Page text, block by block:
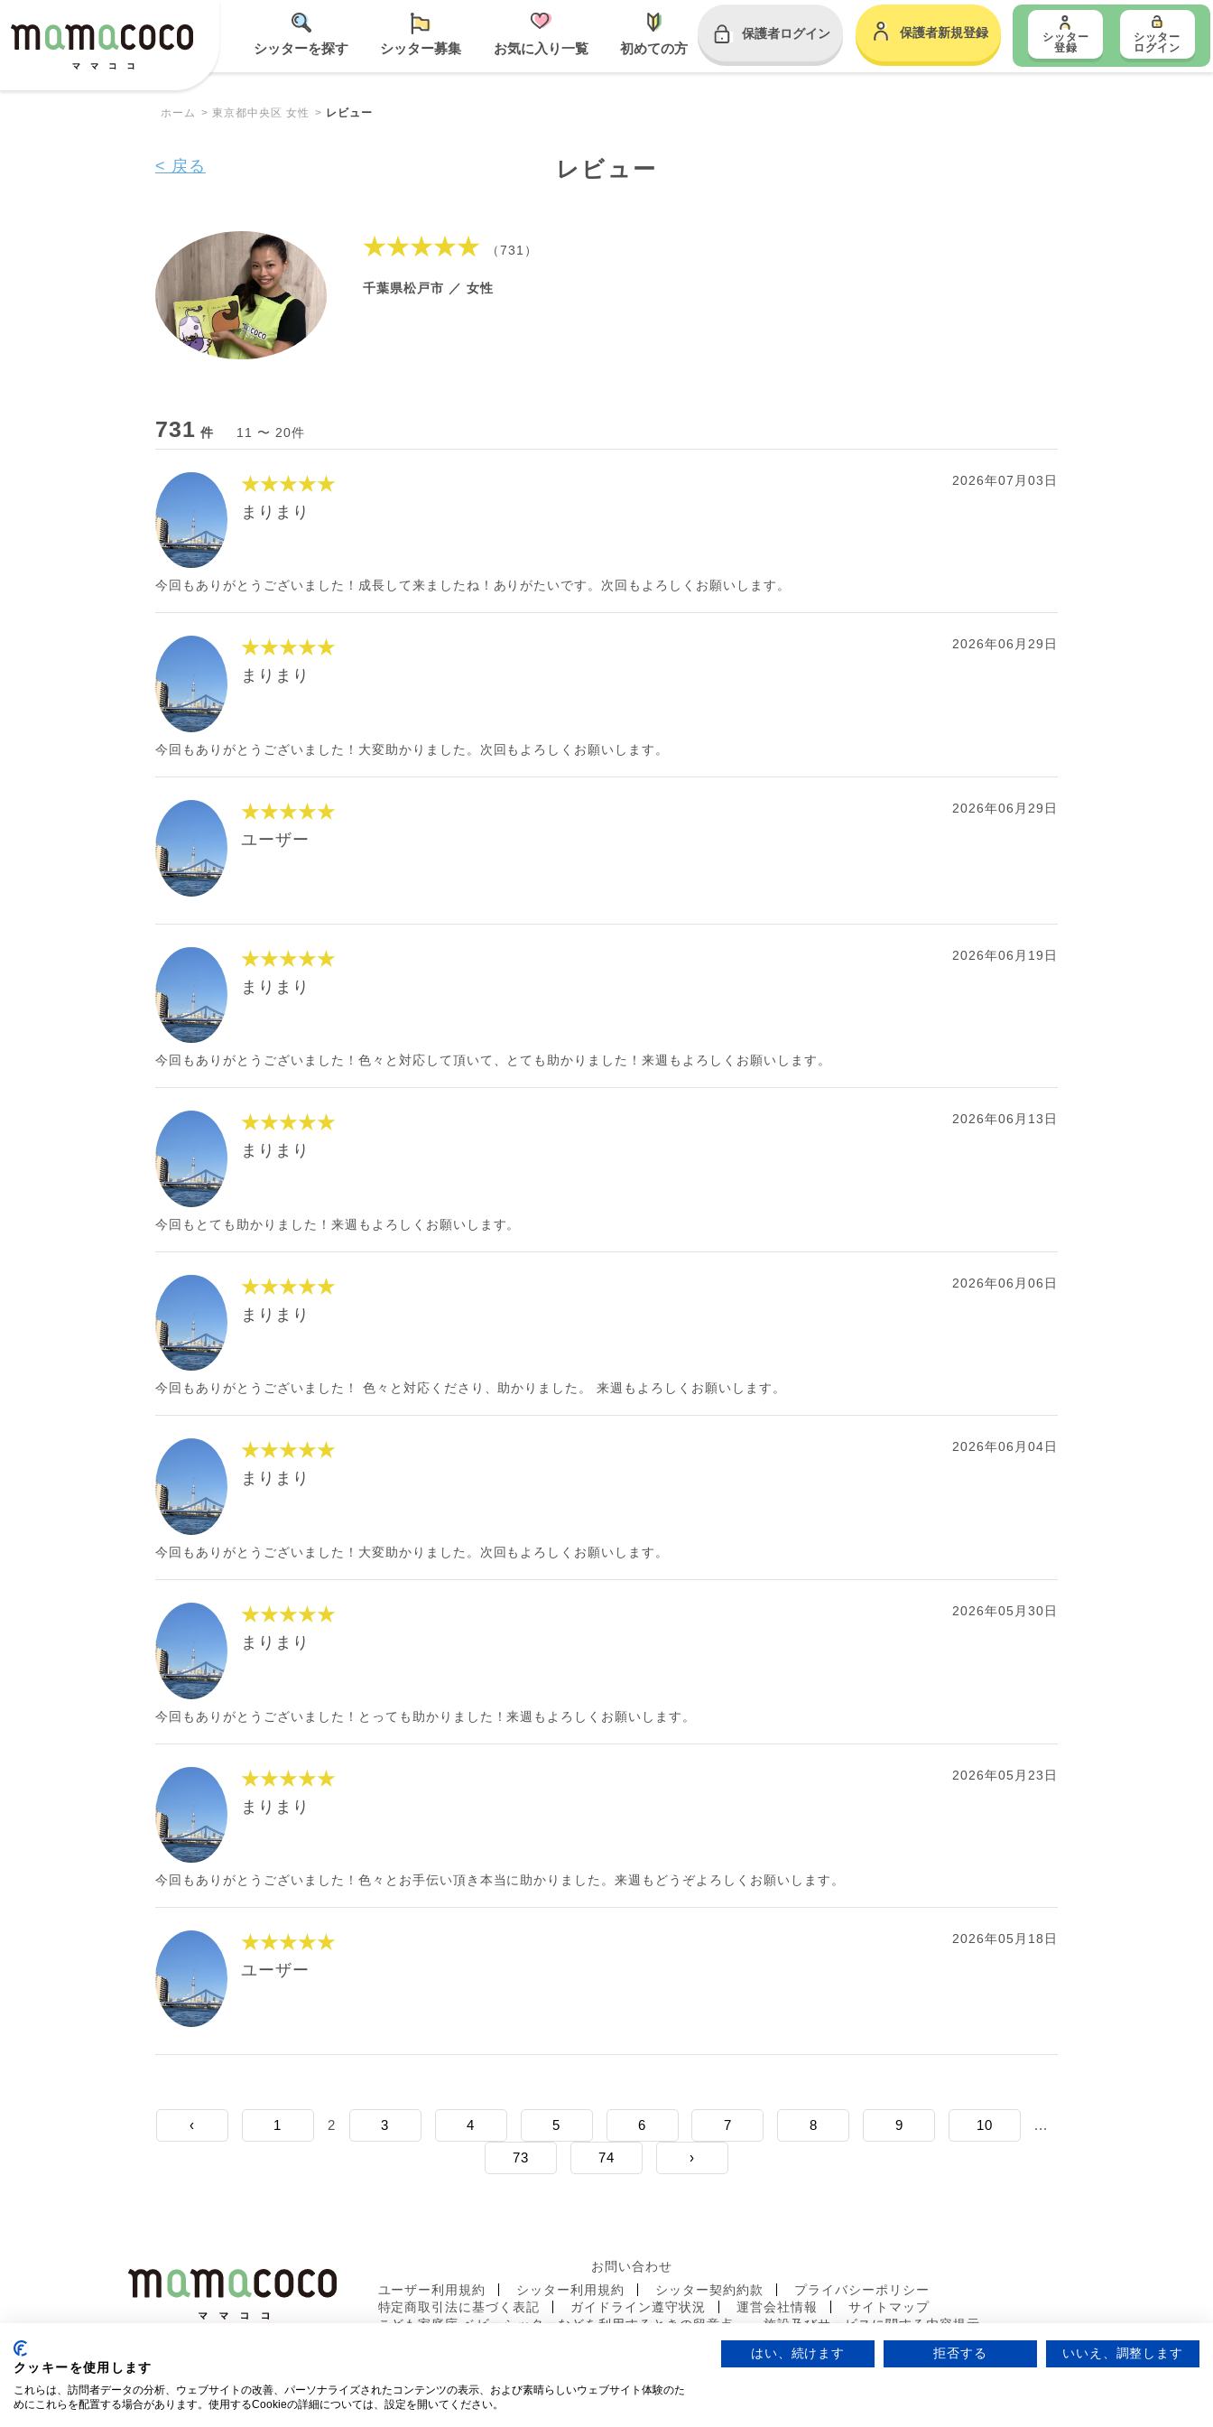
シッターを探す シッター募集 お気に入り一覧 初めての方
保護者ログイン 保護者新規登録
シッター
登録
シッター
ログイン
ホーム 東京都中央区 女性 レビュー
レビュー
< 戻る
★★★★★ （731）
千葉県松戸市 ／ 女性
731 件 11 〜 20件
★★★★★ 2026年07月03日
まりまり
今回もありがとうございました！成長して来ましたね！ありがたいです。次回もよろしくお願いします。
★★★★★ 2026年06月29日
まりまり
今回もありがとうございました！大変助かりました。次回もよろしくお願いします。
★★★★★ 2026年06月29日
ユーザー
★★★★★ 2026年06月19日
まりまり
今回もありがとうございました！色々と対応して頂いて、とても助かりました！来週もよろしくお願いします。
★★★★★ 2026年06月13日
まりまり
今回もとても助かりました！来週もよろしくお願いします。
★★★★★ 2026年06月06日
まりまり
今回もありがとうございました！ 色々と対応くださり、助かりました。 来週もよろしくお願いします。
★★★★★ 2026年06月04日
まりまり
今回もありがとうございました！大変助かりました。次回もよろしくお願いします。
★★★★★ 2026年05月30日
まりまり
今回もありがとうございました！とっても助かりました！来週もよろしくお願いします。
★★★★★ 2026年05月23日
まりまり
今回もありがとうございました！色々とお手伝い頂き本当に助かりました。来週もどうぞよろしくお願いします。
★★★★★ 2026年05月18日
ユーザー
‹ 1 2 3 4 5 6 7 8 9 10 ...
73 74 ›
お問い合わせ
ユーザー利用規約
シッター利用規約 シッター契約約款
プライバシーポリシー
特定商取引法に基づく表記
ガイドライン遵守状況 運営会社情報
サイトマップ
こども家庭庁 ベビーシッターなどを利用するときの留意点
施設及びサービスに関する内容提示
クッキーを使用します
これらは、訪問者データの分析、ウェブサイトの改善、パーソナライズされたコンテンツの表示、および素晴らしいウェブサイト体験のた
めにこれらを配置する場合があります。使用するCookieの詳細については、設定を開いてください。
はい、続けます 拒否する いいえ、調整します